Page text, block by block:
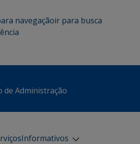
navegaçãoir para busca
de Administração
Informativos